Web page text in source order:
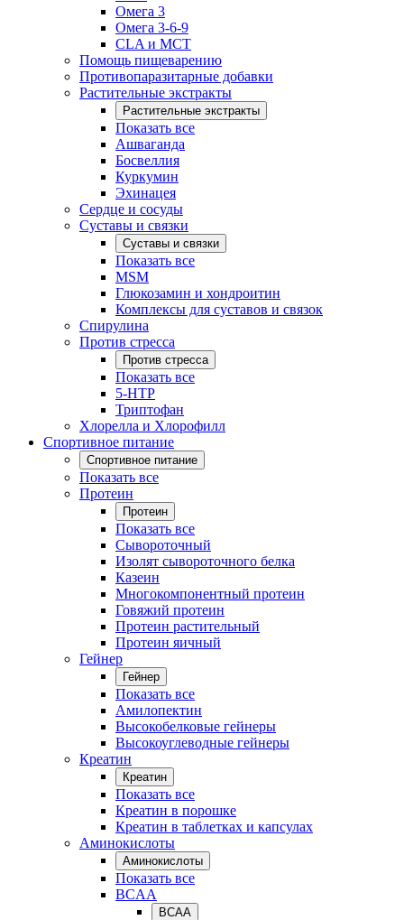
Омега 3
Омега 3-6-9
CLA и MCT
Помощь пищеварению
Противопаразитарные добавки
Растительные экстракты
Растительные экстракты
Показать все
Ашваганда
Босвеллия
Куркумин
Эхинацея
Сердце и сосуды
Суставы и связки
Суставы и связки
Показать все
MSM
Глюкозамин и хондроитин
Комплексы для суставов и связок
Спирулина
Против стресса
Против стресса
Показать все
5-HTP
Триптофан
Хлорелла и Хлорофилл
Спортивное питание
Спортивное питание
Показать все
Протеин
Протеин
Показать все
Сывороточный
Изолят сывороточного белка
Казеин
Многокомпонентный протеин
Говяжий протеин
Протеин растительный
Протеин яичный
Гейнер
Гейнер
Показать все
Амилопектин
Высокобелковые гейнеры
Высокоуглеводные гейнеры
Креатин
Креатин
Показать все
Креатин в порошке
Креатин в таблетках и капсулах
Аминокислоты
Аминокислоты
Показать все
BCAA
BCAA